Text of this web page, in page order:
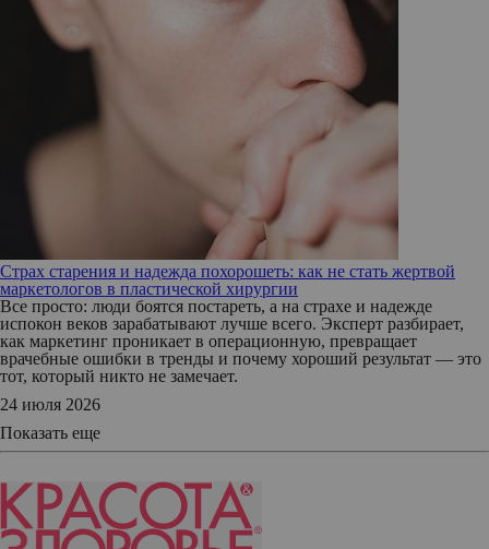
Страх старения и надежда похорошеть: как не стать жертвой
маркетологов в пластической хирургии
Все просто: люди боятся постареть, а на страхе и надежде
испокон веков зарабатывают лучше всего. Эксперт разбирает,
как маркетинг проникает в операционную, превращает
врачебные ошибки в тренды и почему хороший результат — это
тот, который никто не замечает.
24 июля 2026
Показать еще